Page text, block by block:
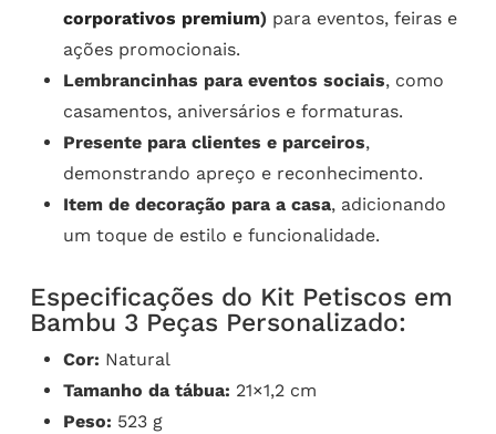
corporativos premium)para eventos, feiras e
ações promocionais.
Lembrancinhas para eventos sociais, como
casamentos, aniversários e formaturas.
Presente para clientes e parceiros,
demonstrando apreço e reconhecimento.
Item de decoração para a casa, adicionando
um toque de estilo e funcionalidade.
Especificações do Kit Petiscos em
Bambu 3 Peças Personalizado:
Cor: Natural
Tamanho da tábua: 21×1,2 cm
Peso: 523 g